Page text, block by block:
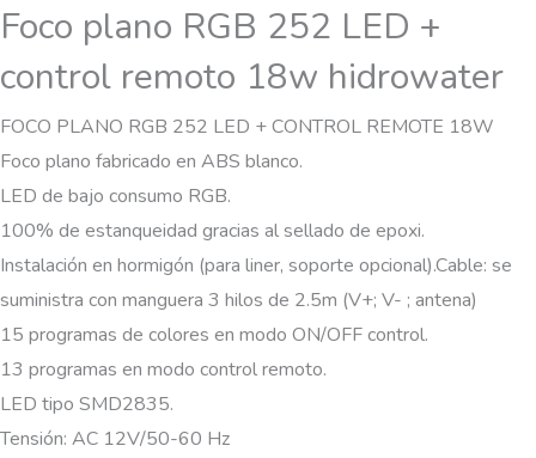
Foco plano RGB 252 LED +
control remoto 18w hidrowater
FOCO PLANO RGB 252 LED + CONTROL REMOTE 18W
Foco plano fabricado en ABS blanco.
LED de bajo consumo RGB.
100% de estanqueidad gracias al sellado de epoxi.
Instalación en hormigón (para liner, soporte opcional).Cable: se
suministra con manguera 3 hilos de 2.5m (V+; V- ; antena)
15 programas de colores en modo ON/OFF control.
13 programas en modo control remoto.
LED tipo SMD2835.
Tensión: AC 12V/50-60 Hz